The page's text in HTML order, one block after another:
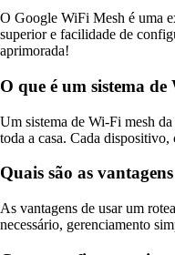
O Google WiFi Mesh é uma
superior e facilidade de
aprimorada!
O que é um sistema
Um sistema de Wi-Fi mesh
toda a casa. Cada
Quais são as
As vantagens de usar um
necessário, gerenciamento